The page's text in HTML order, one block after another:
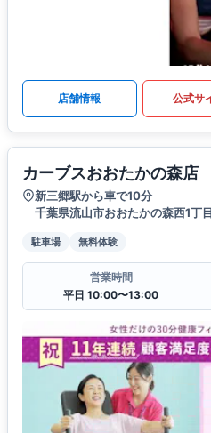
店舗情報 公式サ
カーブスおおたかの森店
新三郷駅から車で10分
千葉県流山市おおたかの森西1丁
駐車場 無料体験
営業時間
平日 10:00〜13:00